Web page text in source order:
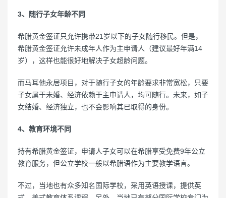
3、随行子女年龄不同
希腊黄金签证只允许携带21岁以下的子女随行移民。但是，
希腊黄金签证允许未成年人作为主申请人（建议最好年满14
岁），这样也能很好地解决子女超龄问题。
而马耳他永居项目，对于随行子女的年龄要求非常宽松，只要
子女属于未婚、经济依赖于主申请人，均可随行。未来，如子
女结婚、经济独立，也不会影响其已取得的身份。
4、教育环境不同
持有希腊黄金签证，申请人子女可以在希腊享受免费9年公立
教育服务，但公立学校一般以希腊语作为主要教学语言。
不过，当地也有众多知名国际学校，采用英语授课，提供英